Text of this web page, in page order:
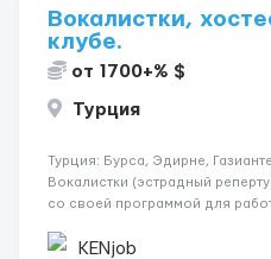
Вокалистки,
клубе.
от 1700+% $
Турция
Турция: Бурса, Эдирне,
Вокалистки (эстрадный
со своей программой для
одного до трех месяцев. Мед.
KENjob